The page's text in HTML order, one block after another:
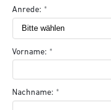
Anrede:
Vorname:
Nachname: